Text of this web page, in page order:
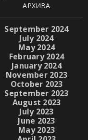
АРХИВА
September 2024
July 2024
May 2024
February 2024
January 2024
November 2023
October 2023
September 2023
August 2023
July 2023
June 2023
May 2023